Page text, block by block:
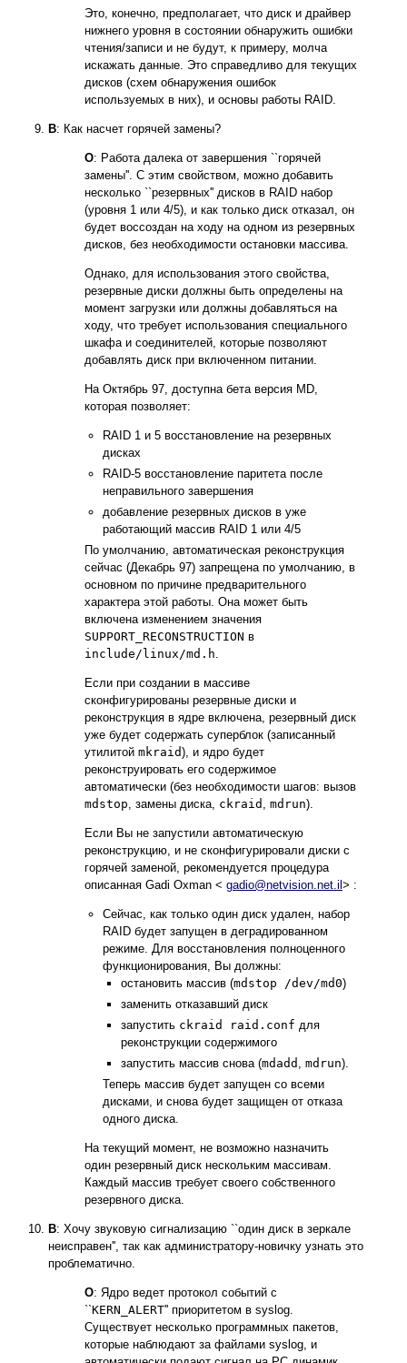
Это, конечно, предполагает, что диск и драйвер
нижнего уровня в состоянии обнаружить ошибки
чтения/записи и не будут, к примеру, молча
искажать данные. Это справедливо для текущих
дисков (схем обнаружения ошибок
используемых в них), и основы работы RAID.
В: Как насчет горячей замены?
О: Работа далека от завершения ``горячей
замены''. С этим свойством, можно добавить
несколько ``резервных'' дисков в RAID набор
(уровня 1 или 4/5), и как только диск отказал, он
будет воссоздан на ходу на одном из резервных
дисков, без необходимости остановки массива.
Однако, для использования этого свойства,
резервные диски должны быть определены на
момент загрузки или должны добавляться на
ходу, что требует использования специального
шкафа и соединителей, которые позволяют
добавлять диск при включенном питании.
На Октябрь 97, доступна бета версия MD,
которая позволяет:
RAID 1 и 5 восстановление на резервных
дисках
RAID-5 восстановление паритета после
неправильного завершения
добавление резервных дисков в уже
работающий массив RAID 1 или 4/5
По умолчанию, автоматическая реконструкция
сейчас (Декабрь 97) запрещена по умолчанию, в
основном по причине предварительного
характера этой работы. Она может быть
включена изменением значения
SUPPORT_RECONSTRUCTION в
include/linux/md.h.
Если при создании в массиве
сконфигурированы резервные диски и
реконструкция в ядре включена, резервный диск
уже будет содержать суперблок (записанный
утилитой mkraid), и ядро будет
реконструировать его содержимое
автоматически (без необходимости шагов: вызов
mdstop, замены диска, ckraid , mdrun).
Если Вы не запустили автоматическую
реконструкцию, и не сконфигурировали диски с
горячей заменой, рекомендуется процедура
описанная Gadi Oxman < gadio@netvision.net.il > :
Сейчас, как только один диск удален, набор
RAID будет запущен в деградированном
режиме. Для восстановления полноценного
функционирования, Вы должны:
остановить массив (mdstop /dev/md0)
заменить отказавший диск
запустить ckraid raid.conf для
реконструкции содержимого
запустить массив снова (mdadd , mdrun).
Теперь массив будет запущен со всеми
дисками, и снова будет защищен от отказа
одного диска.
На текущий момент, не возможно назначить
один резервный диск нескольким массивам.
Каждый массив требует своего собственного
резервного диска.
В: Хочу звуковую сигнализацию ``один диск в зеркале
неисправен'', так как администратору-новичку узнать это
проблематично.
О: Ядро ведет протокол событий с
``KERN_ALERT'' приоритетом в syslog.
Существует несколько программных пакетов,
которые наблюдают за файлами syslog, и